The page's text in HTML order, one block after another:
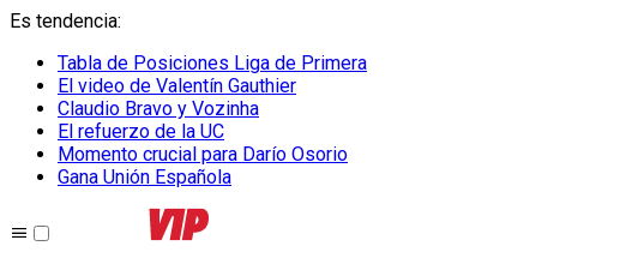
Es tendencia:
Tabla de Posiciones Liga de Primera
El video de Valentín Gauthier
Claudio Bravo y Vozinha
El refuerzo de la UC
Momento crucial para Darío Osorio
Gana Unión Española